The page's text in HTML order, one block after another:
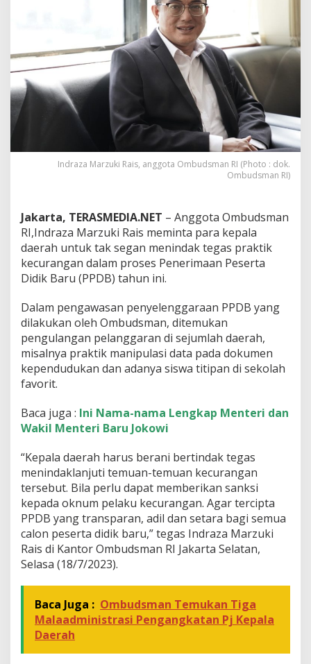
e
a
h
P
e
u
T
a
k
e
g
a
K
c
u
a
n
P
n
e
r
i
m
a
a
n
P
e
r
t
a
i
Indraza Marzuki Rais, anggota Ombudsman RI (Photo : dok.
Ombudsman RI)
Jakarta, TERASMEDIA.NET – Anggota Ombudsman
RI,Indraza Marzuki Rais meminta para kepala
daerah untuk tak segan menindak tegas praktik
kecurangan dalam proses Penerimaan Peserta
Didik Baru (PPDB) tahun ini.
Dalam pengawasan penyelenggaraan PPDB yang
dilakukan oleh Ombudsman, ditemukan
pengulangan pelanggaran di sejumlah daerah,
misalnya praktik manipulasi data pada dokumen
kependudukan dan adanya siswa titipan di sekolah
favorit.
Baca juga : Ini Nama-nama Lengkap Menteri dan
Wakil Menteri Baru Jokowi
“Kepala daerah harus berani bertindak tegas
menindaklanjuti temuan-temuan kecurangan
tersebut. Bila perlu dapat memberikan sanksi
kepada oknum pelaku kecurangan. Agar tercipta
PPDB yang transparan, adil dan setara bagi semua
calon peserta didik baru,” tegas Indraza Marzuki
Rais di Kantor Ombudsman RI Jakarta Selatan,
Selasa (18/7/2023).
Baca Juga : Ombudsman Temukan Tiga
Malaadministrasi Pengangkatan Pj Kepala
Daerah